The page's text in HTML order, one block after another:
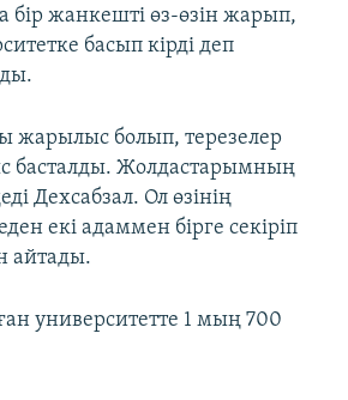
бір жанкешті өз-өзін жарып,
басып кірді деп
жарылыс болып, терезелер
басталды. Жолдастарымның
Дехсабзал. Ол өзінің
екі адаммен бірге секіріп
айтады.
университетте 1 мың 700